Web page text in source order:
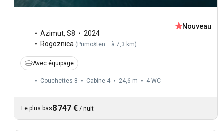
Azimut, S8
2024
Rogoznica (Primošten : à 7,3 km)
Nouveau
Avec équipage
Couchettes 8 Cabine 4 24,6 m 4 WC
Le plus bas8 747 € / nuit